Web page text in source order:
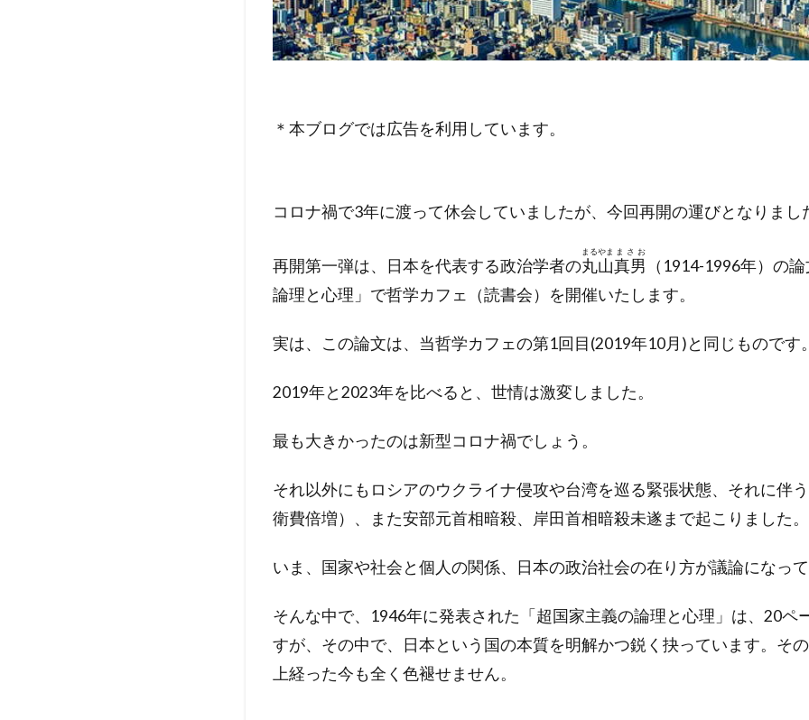
＊本ブログでは広告を利用しています。
コロナ禍で3年に渡って休会していましたが、今回再開の運びとなりまし
再開第一弾は、日本を代表する政治学者の丸山
まるやま
真男
まさお
（1914-1996年）の
論理と心理」で哲学カフェ（読書会）を開催いたします。
実は、この論文は、当哲学カフェの第1回目(2019年10月)と同じものです
2019年と2023年を比べると、世情は激変しました。
最も大きかったのは新型コロナ禍でしょう。
それ以外にもロシアのウクライナ侵攻や台湾を巡る緊張状態、それに伴
衛費倍増）、また安部元首相暗殺、岸田首相暗殺未遂まで起こりました。
いま、国家や社会と個人の関係、日本の政治社会の在り方が議論になっ
そんな中で、1946年に発表された「超国家主義の論理と心理」は、20ペ
すが、その中で、日本という国の本質を明解かつ鋭く抉っています。そ
上経った今も全く色褪せません。